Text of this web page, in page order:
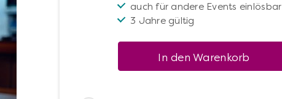
auch für andere Events einlösbar
3 Jahre gültig
In den Warenkorb